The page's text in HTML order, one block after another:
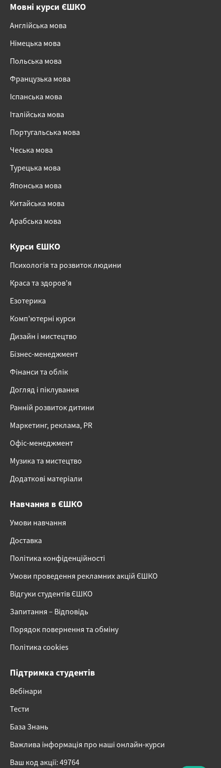
Мовні курси ЄШКО
Англійська мова
Німецька мова
Польська мова
Французька мова
Іспанська мова
Італійська мова
Португальська мова
Чеська мова
Турецька мова
Японська мова
Китайська мова
Арабська мова
Курси ЄШКО
Психологія та розвиток людини
Краса та здоров’я
Езотерика
Комп’ютерні курси
Дизайн і мистецтво
Бізнес-менеджмент
Фінанси та облік
Догляд і піклування
Ранній розвиток дитини
Маркетинг, реклама, PR
Офіс-менеджмент
Музика та мистецтво
Додаткові матеріали
Навчання в ЄШКО
Умови навчання
Доставка
Політика конфіденційності
Умови проведення рекламних акцій ЄШКО
Відгуки студентів ЄШКО
Запитання – Відповідь
Порядок повернення та обміну
Політика cookies
Підтримка студентів
Вебінари
Тести
База Знань
Важлива інформація про наші онлайн-курси
Ваш код акції: 49764